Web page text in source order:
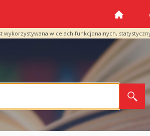
w celach funkcjonalnych,